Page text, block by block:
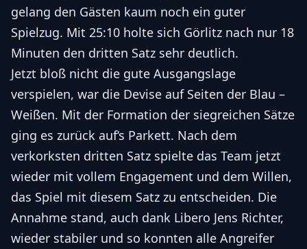
gelang den Gästen kaum noch ein guter
Spielzug. Mit 25:10 holte sich Görlitz nach nur 18
Minuten den dritten Satz sehr deutlich.
Jetzt bloß nicht die gute Ausgangslage
verspielen, war die Devise auf Seiten der Blau –
Weißen. Mit der Formation der siegreichen Sätze
ging es zurück auf‘s Parkett. Nach dem
verkorksten dritten Satz spielte das Team jetzt
wieder mit vollem Engagement und dem Willen,
das Spiel mit diesem Satz zu entscheiden. Die
Annahme stand, auch dank Libero Jens Richter,
wieder stabiler und so konnten alle Angreifer